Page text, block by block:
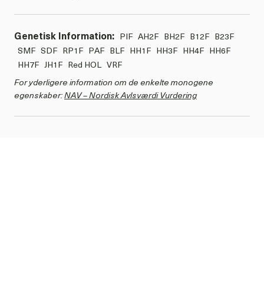
Genetisk Information: PIF AH2F BH2F B12F B23F
SMF SDF RP1F PAF BLF HH1F HH3F HH4F HH6F
HH7F JH1F Red HOL VRF
For yderligere information om de enkelte monogene
egenskaber:NAV – Nordisk Avlsværdi Vurdering